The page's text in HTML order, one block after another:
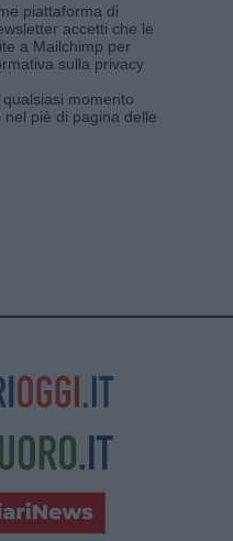
piattaforma di
accetti che le
a Mailchimp per
sulla privacy
momento
piè di pagina delle